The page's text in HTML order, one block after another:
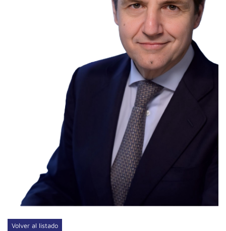
Volver al listado